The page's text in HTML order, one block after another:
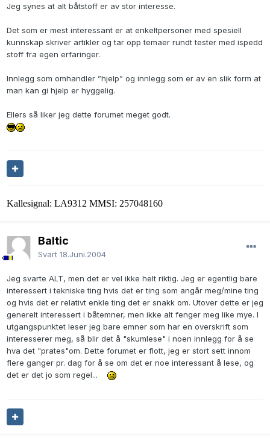
Jeg synes at alt båtstoff er av stor interesse.
Det som er mest interessant er at enkeltpersoner med spesiell
kunnskap skriver artikler og tar opp temaer rundt tester med ispedd
stoff fra egen erfaringer.
Innlegg som omhandler ”hjelp” og innlegg som er av en slik form at
man kan gi hjelp er hyggelig.
Ellers så liker jeg dette forumet meget godt.
Kallesignal: LA9312 MMSI: 257048160
Baltic
Svart 18.Juni.2004
Jeg svarte ALT, men det er vel ikke helt riktig. Jeg er egentlig bare
interessert i tekniske ting hvis det er ting som angår meg/mine ting
og hvis det er relativt enkle ting det er snakk om. Utover dette er jeg
generelt interessert i båtemner, men ikke alt fenger meg like mye. I
utgangspunktet leser jeg bare emner som har en overskrift som
interesserer meg, så blir det å "skumlese" i noen innlegg for å se
hva det "prates"om. Dette forumet er flott, jeg er stort sett innom
flere ganger pr. dag for å se om det er noe interessant å lese, og
det er det jo som regel...